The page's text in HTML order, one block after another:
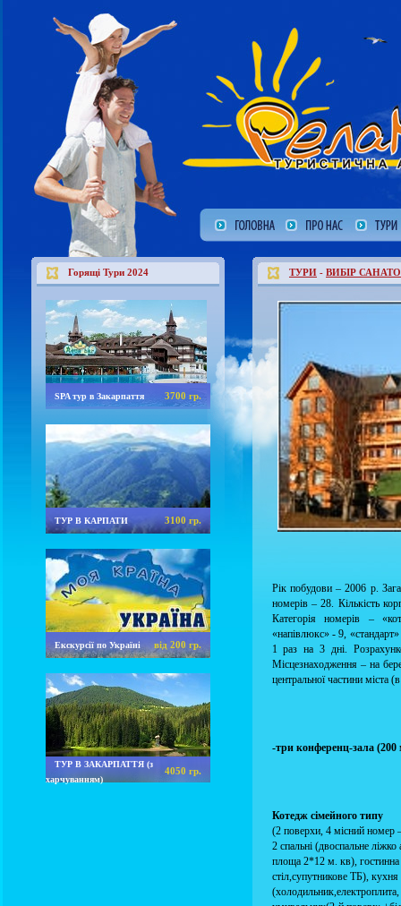
Горящі Тури 2024
SPA тур в Закарпаття 3700 гр.
ТУР В КАРПАТИ 3100 гр.
Екскурсії по Україні від 200 гр.
ТУР В ЗАКАРПАТТЯ (з
харчуванням)
4050 гр.
ТУРИ - ВИБІР
Рік побудови – 2006 р.
номерів – 28. Кількість
Категорія номерів –
«напівлюкс» - 9,
1 раз на 3 дні.
Місцезнаходження – на
центральної частини міста
-три конференц-зала (200
Котедж сімейного типу
(2 поверхи, 4 місний номер
2 спальні (двоспальне
площа 2*12 м. кв), гостинна
стіл,супутникове ТБ),